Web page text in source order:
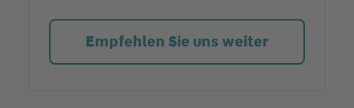
Empfehlen Sie uns weiter